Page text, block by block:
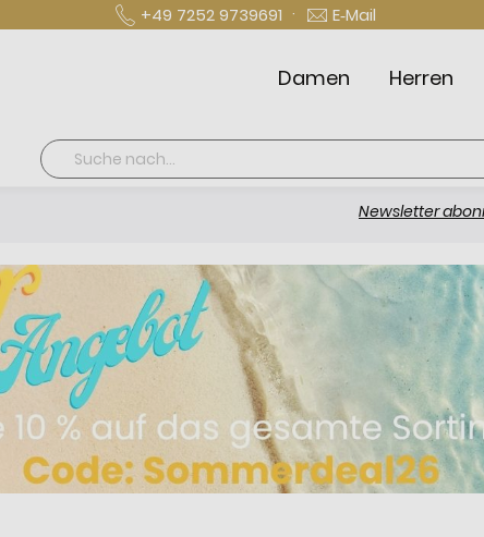
+49 7252 9739691 · E‑Mail
Damen Herren
Suche
Newsletter abonnieren